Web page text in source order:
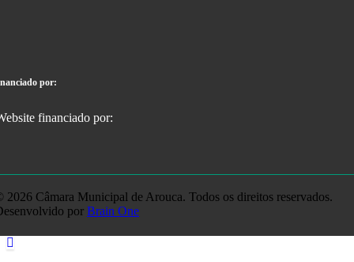
por:
2026 Câmara Municipal de Arouca. Todos os direitos reservados.
por Brain One